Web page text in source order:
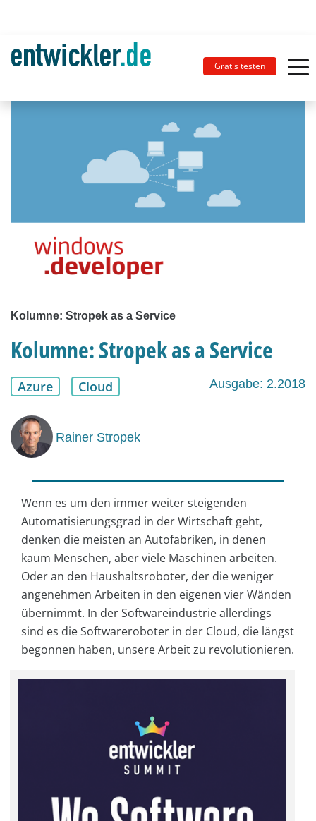
Gratis testen
Kolumne: Stropek as a Service
Kolumne: Stropek as a Service
Azure Cloud Ausgabe: 2.2018
Rainer Stropek
Wenn es um den immer weiter steigenden
Automatisierungsgrad in der Wirtschaft geht,
denken die meisten an Autofabriken, in denen
kaum Menschen, aber viele Maschinen arbeiten.
Oder an den Haushaltsroboter, der die weniger
angenehmen Arbeiten in den eigenen vier Wänden
übernimmt. In der Softwareindustrie allerdings
sind es die Softwareroboter in der Cloud, die längst
begonnen haben, unsere Arbeit zu revolutionieren.